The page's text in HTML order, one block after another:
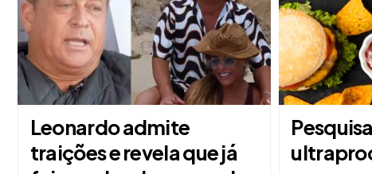
Leonardo admite
traições e revela que já